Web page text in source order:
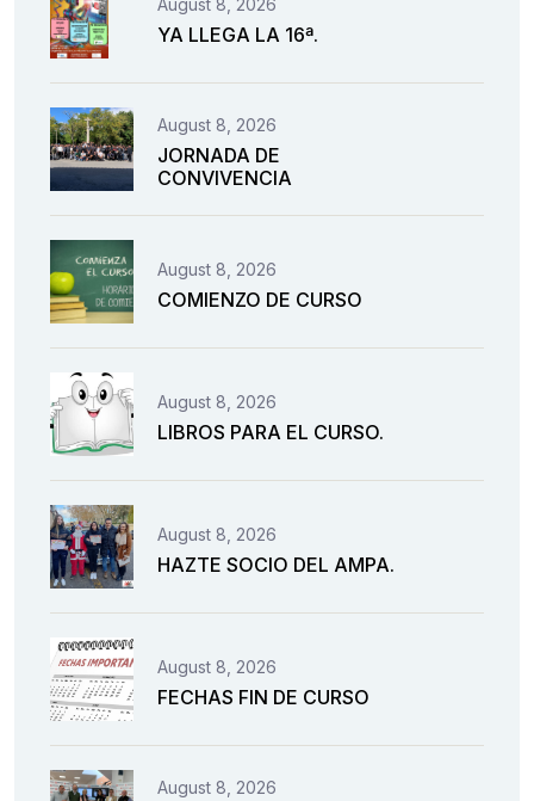
YA LLEGA LA 16ª.
August 8, 2026
JORNADA DE
CONVIVENCIA
August 8, 2026
COMIENZO DE CURSO
August 8, 2026
LIBROS PARA EL CURSO.
August 8, 2026
HAZTE SOCIO DEL AMPA.
August 8, 2026
FECHAS FIN DE CURSO
August 8, 2026